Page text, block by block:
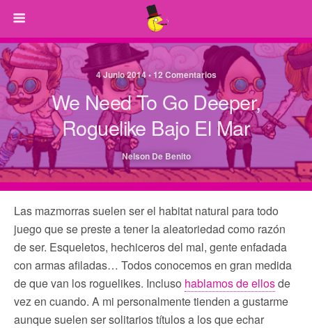
4 Junio 2014 • 12 Comentarios
We Need To Go Deeper,
Roguelike Bajo El Mar
Nelson De Benito
Las mazmorras suelen ser el habitat natural para todo
juego que se preste a tener la aleatoriedad como razón
de ser. Esqueletos, hechiceros del mal, gente enfadada
con armas afiladas… Todos conocemos en gran medida
de que van los roguelikes. Incluso hablamos de ellosde
vez en cuando. A mi personalmente tienden a gustarme
aunque suelen ser solitarios títulos a los que echar